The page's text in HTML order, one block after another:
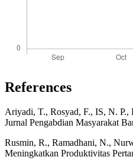
References
Ariyadi, T., Rosyad, F., IS, N.
Jurnal Pengabdian Masyarakat
Rusmin, R., Ramadhani, N.,
Meningkatkan Produktivitas